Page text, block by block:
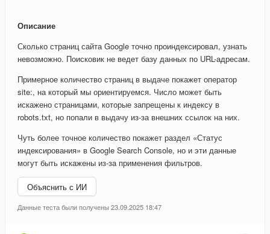
Описание
Сколько страниц сайта Google точно проиндексировал, узнать
невозможно. Поисковик не ведет базу данных по URL-адресам.
Примерное количество страниц в выдаче покажет оператор
site:, на который мы ориентируемся. Число может быть
искажено страницами, которые запрещены к индексу в
robots.txt, но попали в выдачу из-за внешних ссылок на них.
Чуть более точное количество покажет раздел «Статус
индексирования» в Google Search Console, но и эти данные
могут быть искажены из-за применения фильтров.
Объяснить с ИИ
Данные теста были получены 23.09.2025 18:47